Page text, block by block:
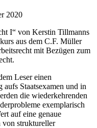
2020
I“ von Kerstin Tillmanns
aus dem C.F. Müller
mit Bezügen zum
Leser einen
Staatsexamen und in
die wiederkehrenden
exemplarisch
auf eine genaue
von struktureller